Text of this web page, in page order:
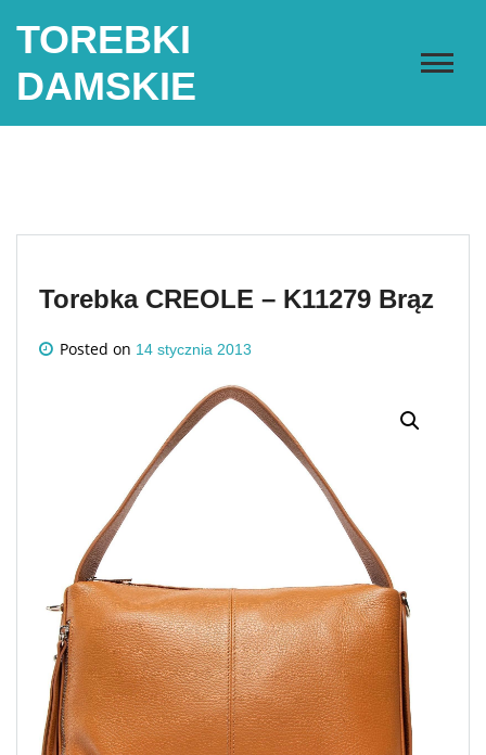
TOREBKI
DAMSKIE
Torebka CREOLE – K11279 Brąz
Posted on 14 stycznia 2013